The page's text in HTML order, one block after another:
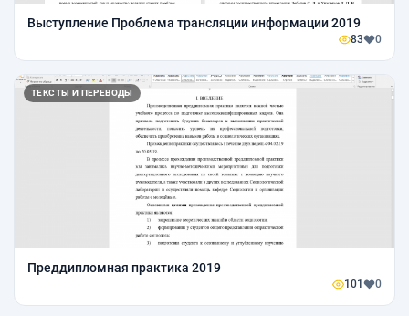
Выступление Проблема трансляции информации 2019
83 0
ТЕКСТЫ И ПЕРЕВОДЫ
Преддипломная практика 2019
101 0